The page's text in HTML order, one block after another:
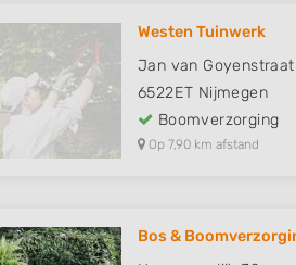
Westen Tuinwerk
Jan van Goyenstraat
6522ET Nijmegen
Boomverzorging
Op 7,90 km afstand
Bos &